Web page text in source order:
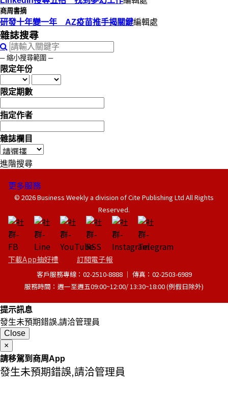
商周書摘
研發十年變一年 AZ疫苗推手揭關鍵編輯處
雜誌搜尋
─ 縮小搜尋範圍 ─
限定年份
限定期數
指定作者
雜誌欄目
進階搜尋
更多服務
© 2026 Business Weekly a division of Cite Publishing Ltd All Rights
Reserved.
下載App抽好禮 訂閱電子報
客戶服務專線：02-2510-8888 │ 傳真：02-2503-6989
服務時間：週一至週五09:00~12:00/ 13:30~18:00 (例假日除外)
提示訊息
發生未預期錯誤,請洽管理員
Close
×
請移駕到商周App
發生未預期錯誤,請洽管理員